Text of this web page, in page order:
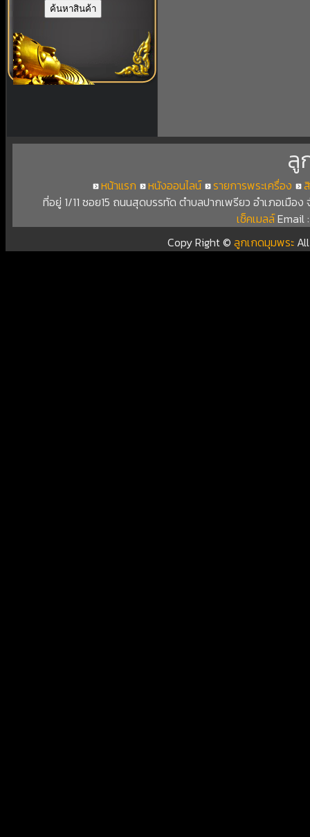
ลู
หน้าแรก หนังออนไลน์ รายการพระเครื่อง
ที่อยู่ 1/11 ซอย15 ถนนสุดบรรทัด ตำบลปากเพรียว อำเภอเมือ
เช็คเมลล์Email
Copy Right ©ลูกเกดมุมพระ